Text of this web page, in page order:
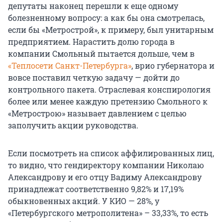
депутаты наконец перешли к еще одному
болезненному вопросу: а как бы она смотрелась,
если бы «Метрострой», к примеру, был унитарным
предприятием. Нарастить долю города в
компании Смольный пытается дольше, чем в
«Теплосети Санкт-Петербурга», врио губернатора и
вовсе поставил четкую задачу — дойти до
контрольного пакета. Отраслевая конспирология
более или менее каждую претензию Смольного к
«Метрострою» называет давлением с целью
заполучить акции руководства.
Если посмотреть на список аффилированных лиц,
то видно, что гендиректору компании Николаю
Александрову и его отцу Вадиму Александрову
принадлежат соответственно 9,82% и 17,19%
обыкновенных акций. У КИО — 28%, у
«Петербургского метрополитена» – 33,33%, то есть